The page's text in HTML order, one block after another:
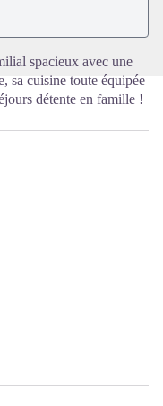
spacieux avec une
sa cuisine toute équipée
détente en famille !